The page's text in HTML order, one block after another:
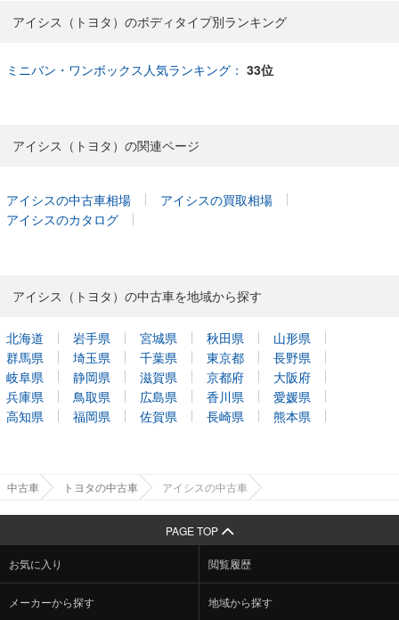
アイシス（トヨタ）のボディタイプ別ランキング
ミニバン・ワンボックス人気ランキング： 33位
アイシス（トヨタ）の関連ページ
アイシスの中古車相場
アイシスの買取相場
アイシスのカタログ
アイシス（トヨタ）の中古車を地域から探す
北海道 岩手県 宮城県 秋田県
山形県
群馬県
埼玉県 千葉県 東京都
長野県
岐阜県
静岡県 滋賀県 京都府
大阪府
兵庫県
鳥取県 広島県 香川県
愛媛県
高知県
福岡県 佐賀県 長崎県 熊本県
中古車 トヨタの中古車 アイシスの中古車
PAGE TOP
お気に入り 閲覧履歴
メーカーから探す 地域から探す